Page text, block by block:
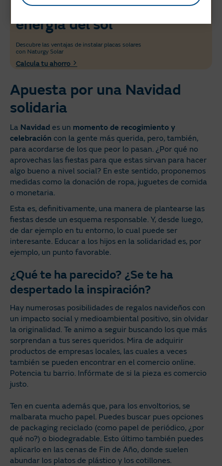
Ahorra con la
energía del sol
Descubre las ventajas de instalar placas solares
con Naturgy Solar
Calcula tu ahorro
Apuesta por una Navidad
solidaria
La Navidad es un momento de recogimiento y
celebración con la gente más querida, pero, también,
para acordarse de los que peor lo pasan. ¿Por qué no
aprovechas las fiestas para que estas sirvan para hacer
algo bueno a nivel social? En este sentido, proponemos
medidas como la donación de ropa, juguetes de comida
o monetaria.
Esta es, definitivamente, una manera de plantearse las
fiestas desde un esquema responsable. Y, desde luego,
de dar ejemplo en tu entorno, lo cual puede ser
interesante. Educar a los hijos en la solidaridad es, por
ejemplo, un punto favorable.
¿Qué te ha parecido? ¿Se te ha
despertado la inspiración?
Hay numerosas posibilidades de regalos navideños con
un impacto social y medioambiental positivo, sin olvidar
la originalidad. Te animo a seguir buscando los que más
sorprendan a tus seres queridos. Mira de adquirir
productos de empresas locales, las cuales a veces
también se pueden encontrar en el comercio online.
Potencia tu barrio. Infórmate de si la pieza es comercio
justo.
Ten en cuenta además que, para los envoltorios, se
malbarata mucho papel. Puedes buscar pues opciones
de packaging reciclado (como papel de periódico, ¿por
qué no?) o biodegradable. Esto último también puedes
aplicarlo en las cenas de Fin de Año, donde suelen
abundar los platos de plástico y los cotillones.